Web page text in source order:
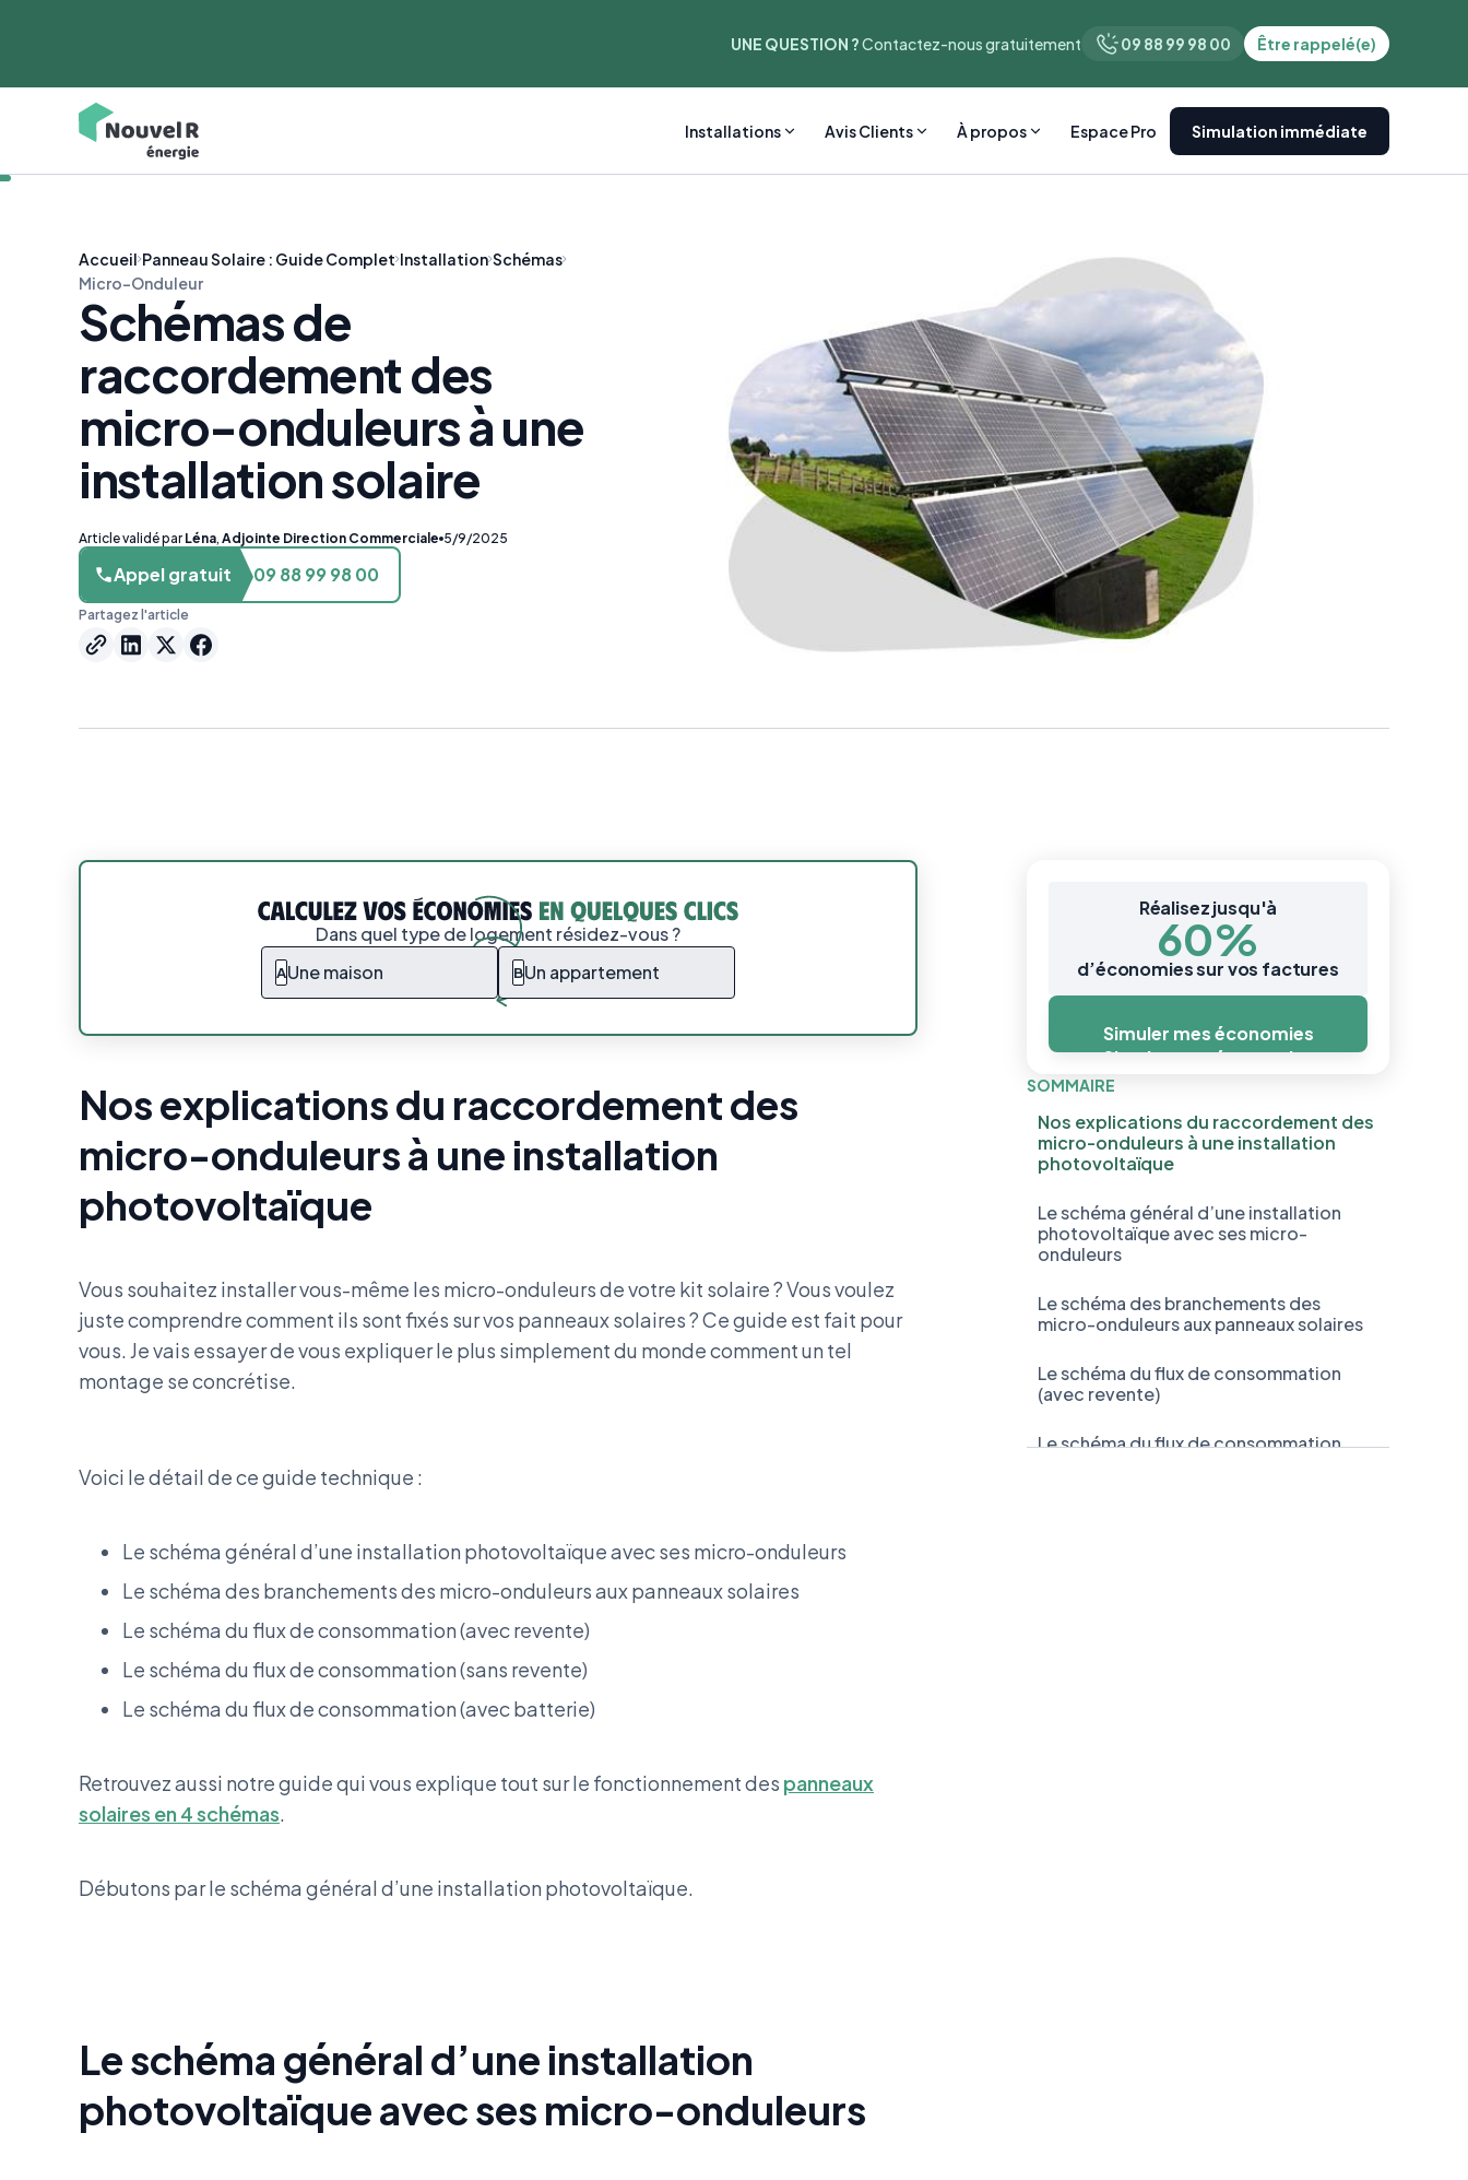
UNE QUESTION ?Contactez-nous gratuitement 09 88 99 98 00 Être rappelé(e)
Installations Avis Clients À propos Espace Pro Simulation immédiate
Accueil Panneau Solaire : Guide Complet Installation Schémas
Micro-Onduleur
Schémas de
raccordement des
micro-onduleurs à une
installation solaire
Article validé par Léna, Adjointe Direction Commerciale 5/9/2025
Appel gratuit 09 88 99 98 00
Partagez l'article
Dans quel type de logement résidez-vous ?
AUne maison BUn appartement
Nos explications du raccordement des
micro-onduleurs à une installation
photovoltaïque
Vous souhaitez installer vous-même les micro-onduleurs de votre kit solaire ? Vous voulez
juste comprendre comment ils sont fixés sur vos panneaux solaires ? Ce guide est fait pour
vous. Je vais essayer de vous expliquer le plus simplement du monde comment un tel
montage se concrétise.
Voici le détail de ce guide technique :
Le schéma général d’une installation photovoltaïque avec ses micro-onduleurs
Le schéma des branchements des micro-onduleurs aux panneaux solaires
Le schéma du flux de consommation (avec revente)
Le schéma du flux de consommation (sans revente)
Le schéma du flux de consommation (avec batterie)
Retrouvez aussi notre guide qui vous explique tout sur le fonctionnement des panneaux
solaires en 4 schémas.
Débutons par le schéma général d’une installation photovoltaïque.
Le schéma général d’une installation
photovoltaïque avec ses micro-onduleurs
Réalisez jusqu'à
60%
d’économies sur vos factures
Simuler mes économies
Simuler mes économies
SOMMAIRE
Nos explications du raccordement des
micro-onduleurs à une installation
photovoltaïque
Le schéma général d’une installation
photovoltaïque avec ses micro-
onduleurs
Le schéma des branchements des
micro-onduleurs aux panneaux solaires
Le schéma du flux de consommation
(avec revente)
Le schéma du flux de consommation